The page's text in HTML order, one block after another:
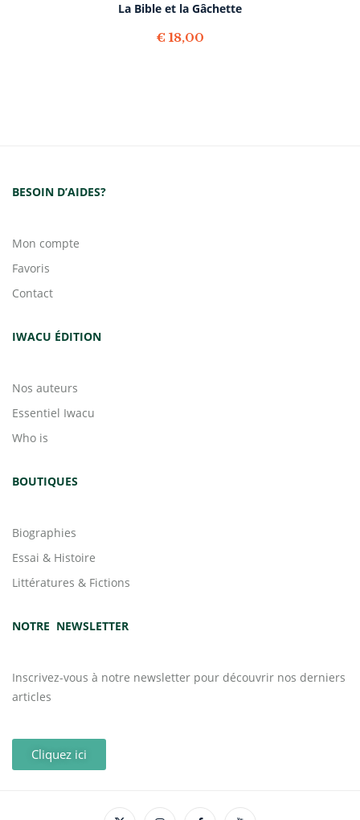
La Bible et la Gâchette
€ 18,00
BESOIN D’AIDES?
Mon compte
Favoris
Contact
IWACU ÉDITION
Nos auteurs
Essentiel Iwacu
Who is
BOUTIQUES
Biographies
Essai & Histoire
Littératures & Fictions
NOTRE NEWSLETTER
Inscrivez-vous à notre newsletter pour découvrir nos derniers
articles
Cliquez ici